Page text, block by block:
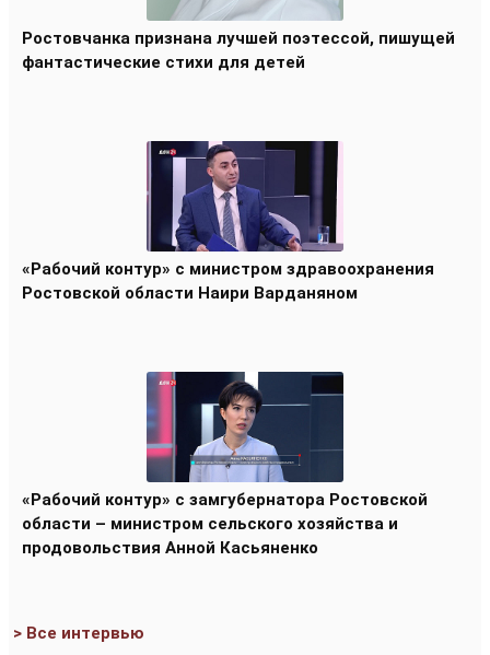
Ростовчанка признана лучшей поэтессой, пишущей
фантастические стихи для детей
«Рабочий контур» с министром здравоохранения
Ростовской области Наири Варданяном
«Рабочий контур» с замгубернатора Ростовской
области – министром сельского хозяйства и
продовольствия Анной Касьяненко
> Все интервью